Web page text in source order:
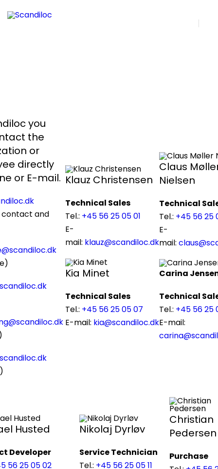
you
the
or
directly
or E-mail.
and
Klauz Christensen
Technical Sales
Tel.: +45 56 25 05 01
E-
mail: klauz@scandiloc.dk
Kia Minet
Technical Sales
Tel.: +45 56 25 05 07
E-mail: kia@scandiloc.dk
Claus
Nielsen
Technical
Tel.: +45 56 25
E-
mail:
Carina
Technical
Tel.: +45 56 25
E-mail:
Husted
Developer
56 25 05 02
Nikolaj Dyrløv
Service Technician
Tel.: +45 56 25 05 11
Christian
Pedersen
Purchase